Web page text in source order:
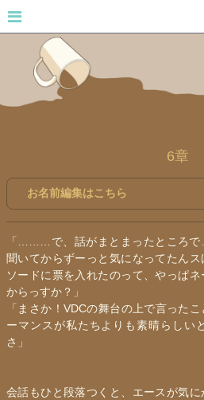
6章
お名前編集はこちら
「………で、話がまとまったところ
聞いてからずーっと気になってたん
ソードに票を入れたのって、やっぱ
からっすか？」
「まさか！VDCの舞台の上で言った
ーマンスが私たちよりも素晴らしい
さ」
会話もひと段落つくと、エースが気